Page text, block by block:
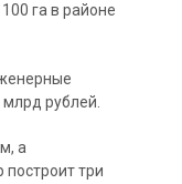
га в районе
рублей.
а
три